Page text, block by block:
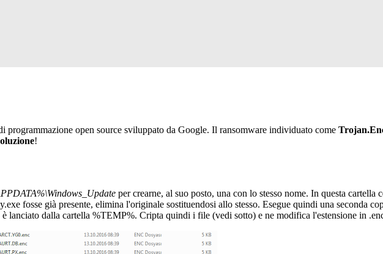
programmazione open source sviluppato da Google. Il ransomware individuato come
!
per crearne, al suo posto, una con lo stesso nome. In questa cartella
fosse già presente, elimina l'originale sostituendosi allo stesso. Esegue quindi una seconda
lanciato dalla cartella %TEMP%. Cripta quindi i file (vedi sotto) e ne modifica l'estensione in